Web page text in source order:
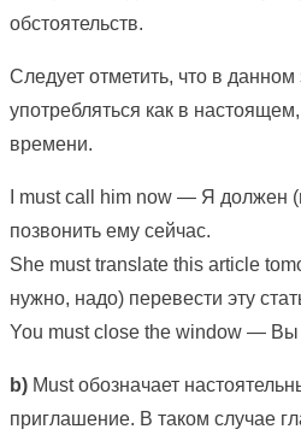
обстоятельств.
Следует отметить, что в
употребляться как в
времени.
I must call him now — Я должен
позвонить ему сейчас.
She must translate this article
нужно, надо) перевести эту
You must close the window — Вы
b) Must обозначает
приглашение. В таком случае